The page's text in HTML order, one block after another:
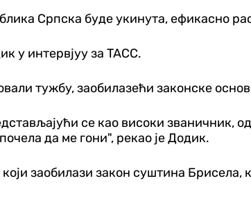
Српска буде укинута, ефикасно
у интервјуу за TAСС.
тужбу, заобилазећи законске
се као високи званичник,
да ме гони", рекао је Додик.
који заобилази закон суштина